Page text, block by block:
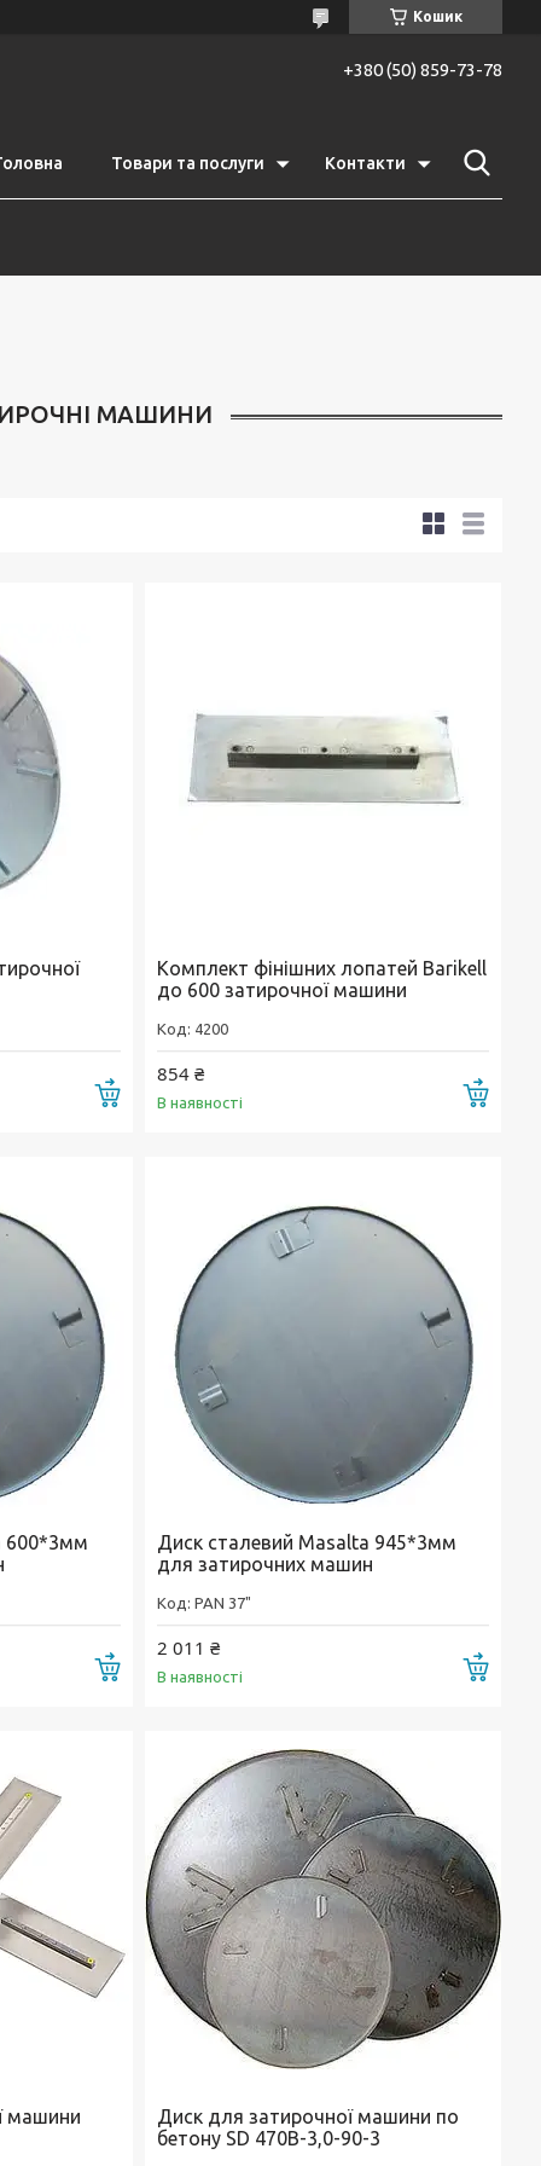
Кошик
+380 (50) 859-73-78
Товари та послуги Контакти
МАШИНИ
Купити
Комплект фінішних лопатей Barikell
до 600 затирочної машини
4200
854 ₴
В наявності
600*3мм
Купити
Диск сталевий Masalta 945*3мм
для затирочних машин
PAN 37"
2 011 ₴
В наявності
машини
Диск для затирочної машини по
бетону SD 470В-3,0-90-3